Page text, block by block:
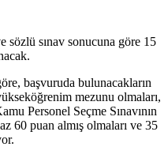
sözlü sınav sonucuna göre 15
başvuruda bulunacakların
mezunu olmaları,
Personel Seçme Sınavının
60 puan almış olmaları ve 35